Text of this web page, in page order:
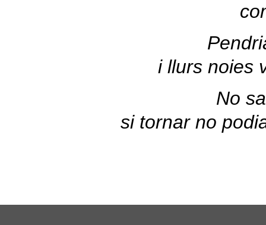
i llurs noies
No
si tornar no